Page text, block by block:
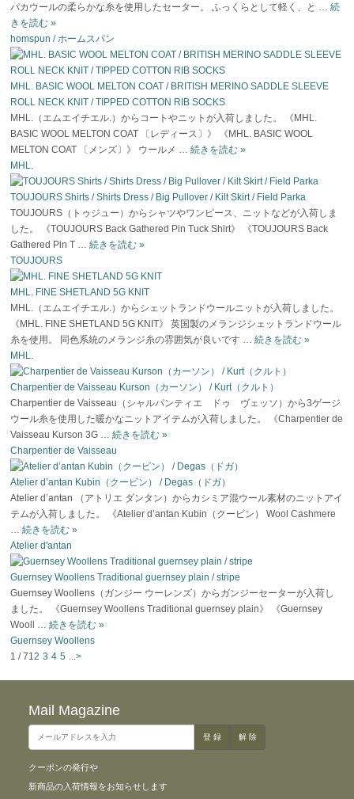
パカウールの柔らかな糸を使用したセーター。 ふっくらとして軽く、と …続
きを読む»
homspun / ホームスパン
MHL. BASIC WOOL MELTON COAT / BRITISH MERINO SADDLE SLEEVE
ROLL NECK KNIT / TIPPED COTTON RIB SOCKS
MHL.（エムエイチエル.）からコートやニットが入荷しました。 《MHL.
BASIC WOOL MELTON COAT 〔レディース〕》 《MHL. BASIC WOOL
MELTON COAT 〔メンズ〕》 ウールメ …続きを読む»
MHL.
TOUJOURS Shirts / Shirts Dress / Big Pullover / Kilt Skirt / Field Parka
TOUJOURS（トゥジュー）からシャツやワンピース、ニットなどが入荷しま
した。 《TOUJOURS Back Gathered Pin Tuck Shirt》 《TOUJOURS Back
Gathered Pin T …続きを読む»
TOUJOURS
MHL. FINE SHETLAND 5G KNIT
MHL.（エムエイチエル.）からシェットランドウールニットが入荷しました。
《MHL. FINE SHETLAND 5G KNIT》 英国製のメランジシェットランドウール
糸を使用。 同色系統のメランジ糸の雰囲気が良いです …続きを読む»
MHL.
Charpentier de Vaisseau Kurson（カーソン） / Kurt（クルト）
Charpentier de Vaisseau（シャルパンティエ ドゥ ヴェッソ）から3ゲージ
ウール糸を使用した暖かなニットアイテムが入荷しました。 《Charpentier de
Vaisseau Kurson 3G …続きを読む»
Charpentier de Vaisseau
Atelier d’antan Kubin（クービン） / Degas（ドガ）
Atelier d’antan （アトリエ ダンタン）からカシミア混ウール素材のニットアイ
テムが入荷しました。 《Atelier d’antan Kubin（クービン） Wool Cashmere
…続きを読む»
Atelier d'antan
Guernsey Woollens Traditional guernsey plain / stripe
Guernsey Woollens（ガンジー ウーレンズ）からガンジーセーターが入荷し
ました。 《Guernsey Woollens Traditional guernsey plain》 《Guernsey
Wooll …続きを読む»
Guernsey Woollens
1 / 712 3 4 5 ...>
Mail Magazine
クーポンの発行や
新商品の入荷情報をお知らせします